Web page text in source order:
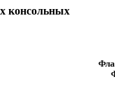
консольных